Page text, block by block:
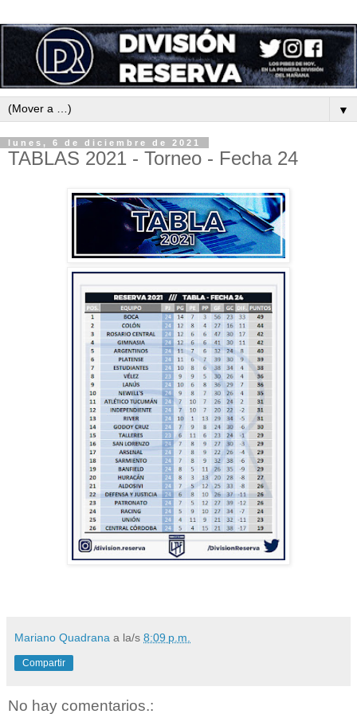
▼
lunes, 6 de diciembre de 2021
TABLAS 2021 - Torneo - Fecha 24
Mariano Quadrana a la/s 8:09 p.m.
Compartir
No hay comentarios.: